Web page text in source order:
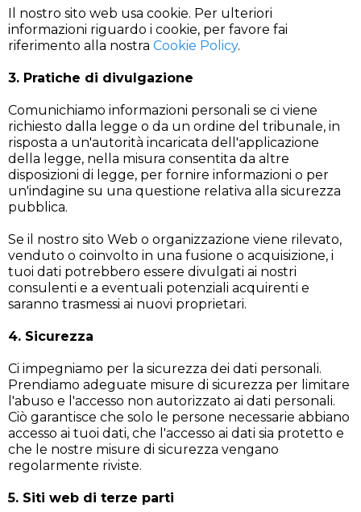
Il nostro sito web usa cookie. Per ulteriori
informazioni riguardo i cookie, per favore fai
riferimento alla nostra Cookie Policy.
3. Pratiche di divulgazione
Comunichiamo informazioni personali se ci viene
richiesto dalla legge o da un ordine del tribunale, in
risposta a un'autorità incaricata dell'applicazione
della legge, nella misura consentita da altre
disposizioni di legge, per fornire informazioni o per
un'indagine su una questione relativa alla sicurezza
pubblica.
Se il nostro sito Web o organizzazione viene rilevato,
venduto o coinvolto in una fusione o acquisizione, i
tuoi dati potrebbero essere divulgati ai nostri
consulenti e a eventuali potenziali acquirenti e
saranno trasmessi ai nuovi proprietari.
4. Sicurezza
Ci impegniamo per la sicurezza dei dati personali.
Prendiamo adeguate misure di sicurezza per limitare
l'abuso e l'accesso non autorizzato ai dati personali.
Ciò garantisce che solo le persone necessarie abbiano
accesso ai tuoi dati, che l'accesso ai dati sia protetto e
che le nostre misure di sicurezza vengano
regolarmente riviste.
5. Siti web di terze parti